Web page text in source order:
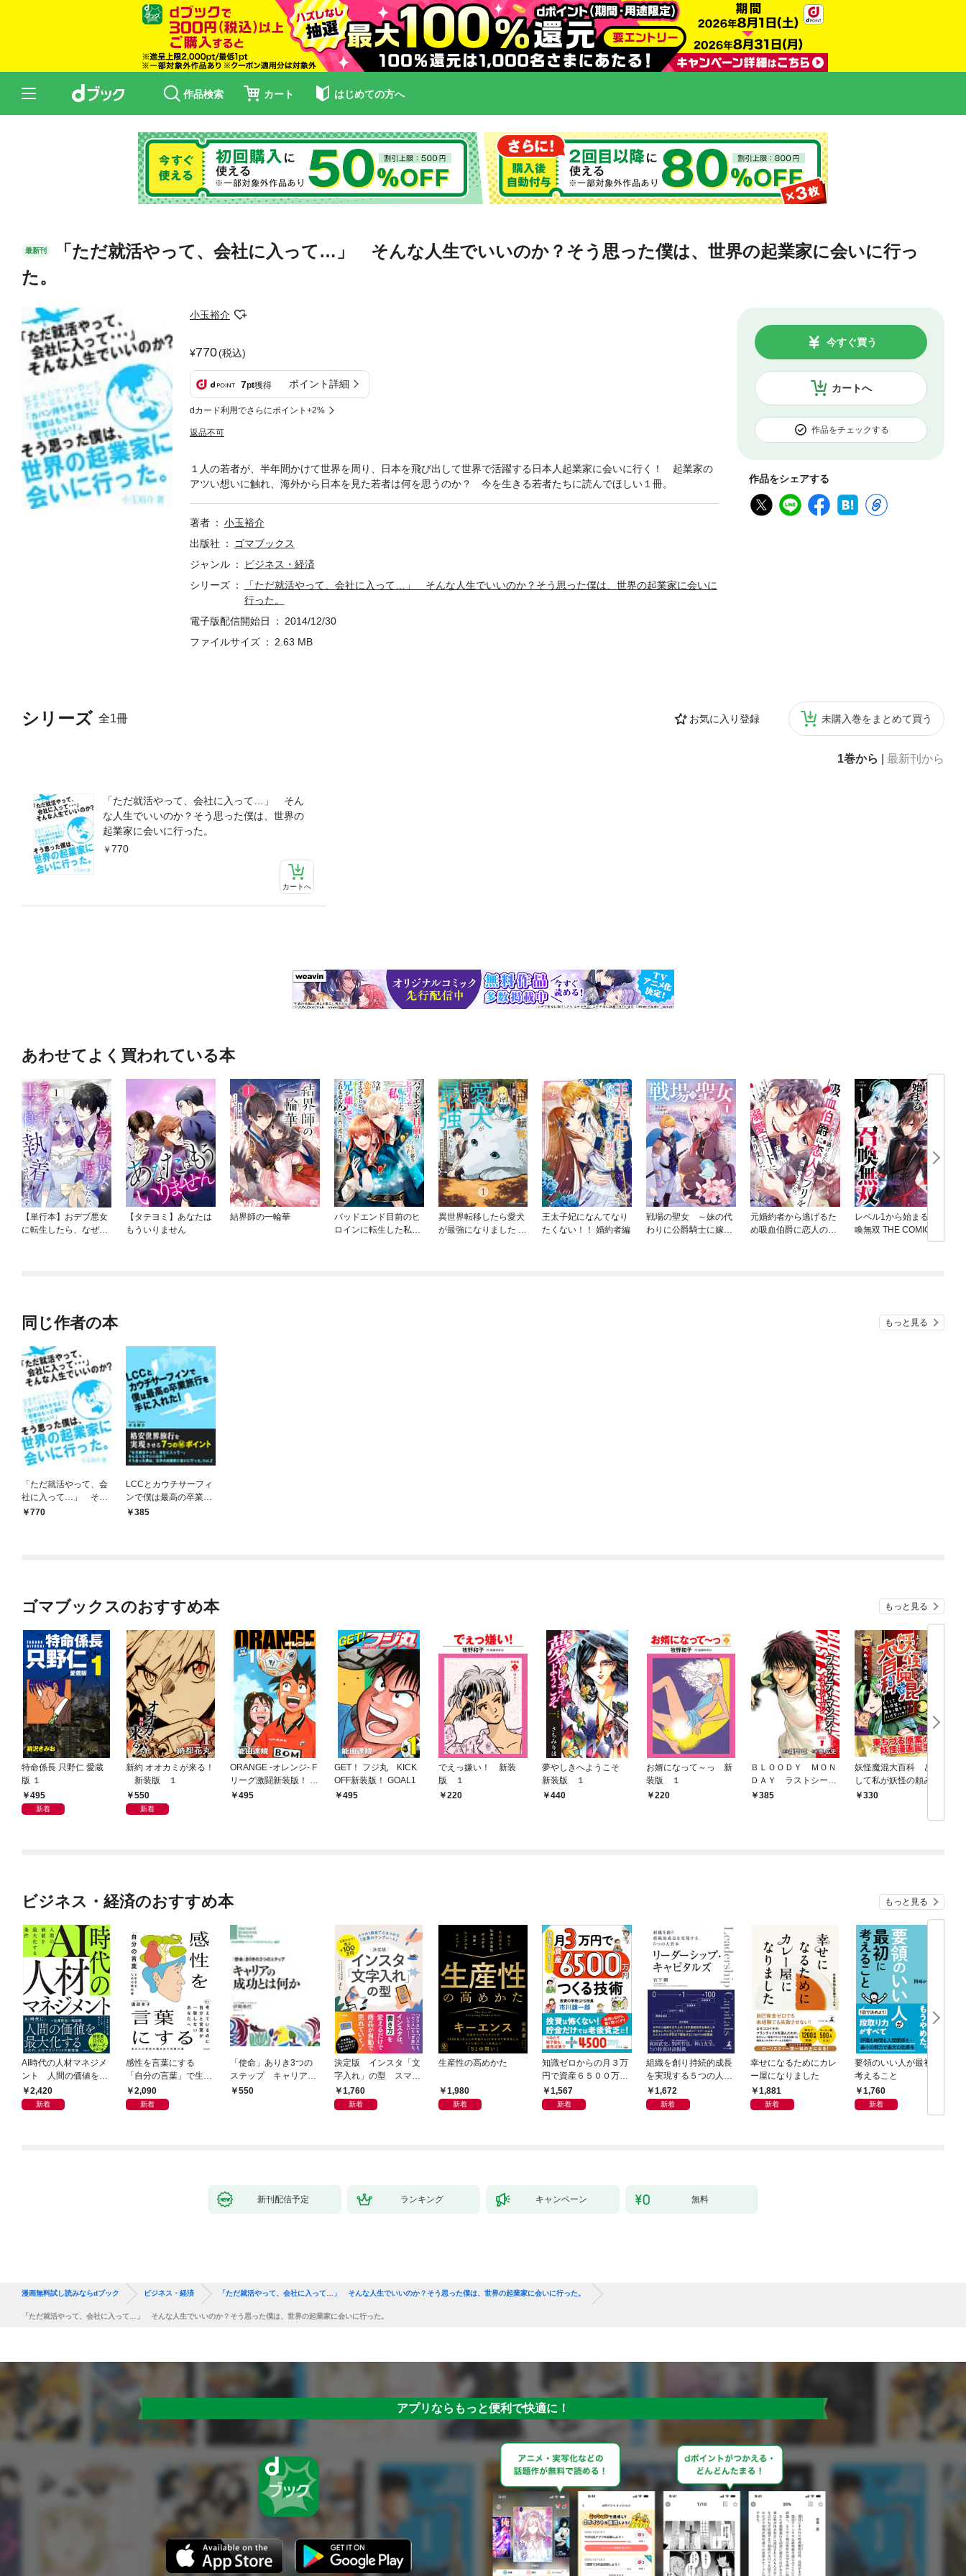
作品検索 カート はじめての方へ
最新刊
「ただ就活やって、会社に入って…」 そんな人生でいいのか？そう思った僕は、世界の起業家に会いに行っ
た。
小玉裕介
770(税込)
7pt獲得 ポイント詳細
dカード利用でさらにポイント+2%
返品不可
カートへ
今すぐ買う
作品をチェックする
作品をシェアする
シリーズ 全1冊 お気に入り登録 未購入巻をまとめて買う
1巻から 最新刊から
「ただ就活やって、会社に入って…」 そん
な人生でいいのか？そう思った僕は、世界の
起業家に会いに行った。
770
カートへ
１人の若者が、半年間かけて世界を周り、日本を飛び出して世界で活躍する日本人起業家に会いに行く！ 起業家の
アツい想いに触れ、海外から日本を見た若者は何を思うのか？ 今を生きる若者たちに読んでほしい１冊。
著者
小玉裕介
出版社
ゴマブックス
ジャンル
ビジネス・経済
シリーズ
「ただ就活やって、会社に入って…」 そんな人生でいいのか？そう思った僕は、世界の起業家に会いに
行った。
電子版配信開始日
2014/12/30
ファイルサイズ
2.63 MB
あわせてよく買われている本
【単行本】おデブ悪女
に転生したら、なぜか
【タテヨミ】あなたは
もういりません
結界師の一輪華
バッドエンド目前のヒ
ロインに転生した私、
異世界転移したら愛犬
が最強になりました ～
王太子妃になんてなり
たくない！！ 婚約者編
戦場の聖女 ～妹の代
わりに公爵騎士に嫁ぐ
元婚約者から逃げるた
め吸血伯爵に恋人のフ
レベル1から始まる召
喚無双 THE COMIC
同じ作者の本 もっと見る
「ただ就活やって、会
社に入って…」 そん
な人生でいいのか？そ
770
LCCとカウチサーフィ
ンで僕は最高の卒業旅
行を手に入れた！ (格
385
ゴマブックスのおすすめ本 もっと見る
特命係長 只野仁 愛蔵
版 １
495
新着
新約 オオカミが来る！
新装版 １
550
新着
ORANGE -オレンジ- F
リーグ激闘新装版！ 第
１巻495
GET！ フジ丸 KICK
OFF新装版！ GOAL1
495
でえっ嫌い！ 新装
版 １
220
夢やしきへようこそ
新装版 １
440
お婿になって～っ 新
装版 １
220
ＢＬＯＯＤＹ ＭＯＮ
ＤＡＹ ラストシーズ
ン 新装版 １
385
妖怪魔混大百科 どう
して私が妖怪の頼みを
聞かなきゃいけない
330
ビジネス・経済のおすすめ本 もっと見る
AI時代の人材マネジメ
ント 人間の価値を最
大化する条件
2,420
新着
感性を言葉にする
「自分の言葉」で生き
るための教科書
2,090
新着
「使命」ありき3つの
ステップ キャリアの
成功とは何か
550
決定版 インスタ「文
字入れ」の型 スマホ
１画面で心をつかむ
「言葉のテンプレー
1,760
新着
生産性の高めかた
1,980
新着
知識ゼロからの月３万
円で資産６５００万円
つくる技術
1,567
新着
組織を創り持続的成長
を実現する５つの人資
本 リーダーシップ・
キャピタルズ
1,672
新着
幸せになるためにカレ
ー屋になりました
1,881
新着
要領のいい人が最初に
考えること
1,760
新着
新刊配信予定 ランキング キャンペーン 無料
漫画無料試し読みならdブック ビジネス・経済 「ただ就活やって、会社に入って…」 そんな人生でいいのか？そう思った僕は、世界の起業家に会いに行った。
「ただ就活やって、会社に入って…」 そんな人生でいいのか？そう思った僕は、世界の起業家に会いに行った。
アプリならもっと便利で快適に！